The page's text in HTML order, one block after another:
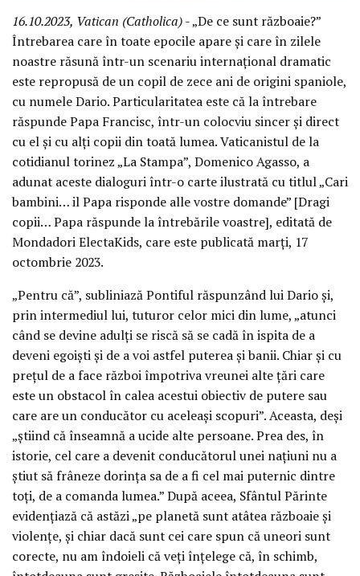
16.10.2023, Vatican (Catholica)- „De ce sunt războaie?”
Întrebarea care în toate epocile apare și care în zilele
noastre răsună într-un scenariu internațional dramatic
este repropusă de un copil de zece ani de origini spaniole,
cu numele Dario. Particularitatea este că la întrebare
răspunde Papa Francisc, într-un colocviu sincer și direct
cu el și cu alți copii din toată lumea. Vaticanistul de la
cotidianul torinez „La Stampa”, Domenico Agasso, a
adunat aceste dialoguri într-o carte ilustrată cu titlul „Cari
bambini… il Papa risponde alle vostre domande” [Dragi
copii… Papa răspunde la întrebările voastre], editată de
Mondadori ElectaKids, care este publicată marți, 17
octombrie 2023.
„Pentru că”, subliniază Pontiful răspunzând lui Dario și,
prin intermediul lui, tuturor celor mici din lume, „atunci
când se devine adulți se riscă să se cadă în ispita de a
deveni egoiști și de a voi astfel puterea și banii. Chiar și cu
prețul de a face război împotriva vreunei alte țări care
este un obstacol în calea acestui obiectiv de putere sau
care are un conducător cu aceleași scopuri”. Aceasta, deși
„știind că înseamnă a ucide alte persoane. Prea des, în
istorie, cel care a devenit conducătorul unei națiuni nu a
știut să frâneze dorința sa de a fi cel mai puternic dintre
toți, de a comanda lumea.” După aceea, Sfântul Părinte
evidențiază că astăzi „pe planetă sunt atâtea războaie și
violențe, și chiar dacă sunt cei care spun că uneori sunt
corecte, nu am îndoieli că veți înțelege că, în schimb,